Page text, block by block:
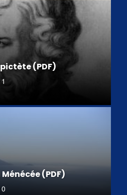
(PDF)
1
(PDF)
0